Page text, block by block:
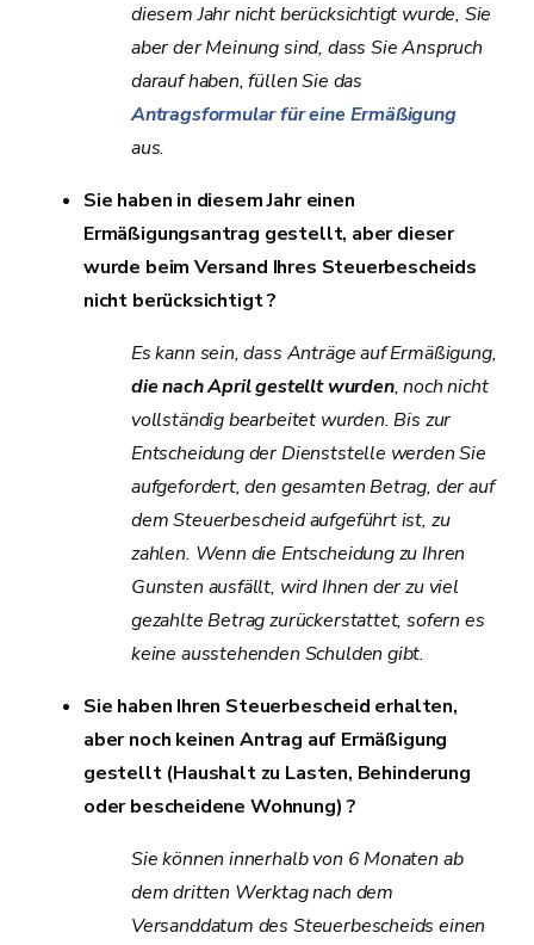
diesem Jahr nicht berücksichtigt wurde, Sie
aber der Meinung sind, dass Sie Anspruch
darauf haben, füllen Sie das
Antragsformular für eine Ermäßigung
aus.
Sie haben in diesem Jahr einen
Ermäßigungsantrag gestellt, aber dieser
wurde beim Versand Ihres Steuerbescheids
nicht berücksichtigt ?
Es kann sein, dass Anträge auf Ermäßigung,
die nach April gestellt wurden, noch nicht
vollständig bearbeitet wurden. Bis zur
Entscheidung der Dienststelle werden Sie
aufgefordert, den gesamten Betrag, der auf
dem Steuerbescheid aufgeführt ist, zu
zahlen. Wenn die Entscheidung zu Ihren
Gunsten ausfällt, wird Ihnen der zu viel
gezahlte Betrag zurückerstattet, sofern es
keine ausstehenden Schulden gibt.
Sie haben Ihren Steuerbescheid erhalten,
aber noch keinen Antrag auf Ermäßigung
gestellt (Haushalt zu Lasten, Behinderung
oder bescheidene Wohnung) ?
Sie können innerhalb von 6 Monaten ab
dem dritten Werktag nach dem
Versanddatum des Steuerbescheids einen